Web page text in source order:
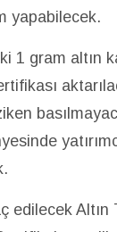
yapabilecek.
1 gram altın
edilecek Altın